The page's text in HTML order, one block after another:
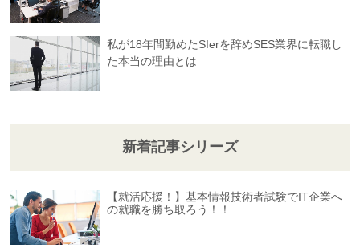
私が18年間勤めたSIerを辞めSES業界に転職し
た本当の理由とは
新着記事シリーズ
【就活応援！】基本情報技術者試験でIT企業へ
の就職を勝ち取ろう！！